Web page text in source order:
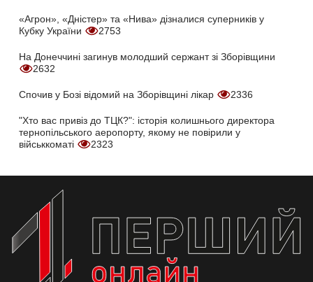
«Агрон», «Дністер» та «Нива» дізналися суперників у
Кубку України
2753
На Донеччині загинув молодший сержант зі Зборівщини
2632
Спочив у Бозі відомий на Зборівщині лікар 2336
"Хто вас привіз до ТЦК?": історія колишнього директора
тернопільського аеропорту, якому не повірили у
військкоматі
2323